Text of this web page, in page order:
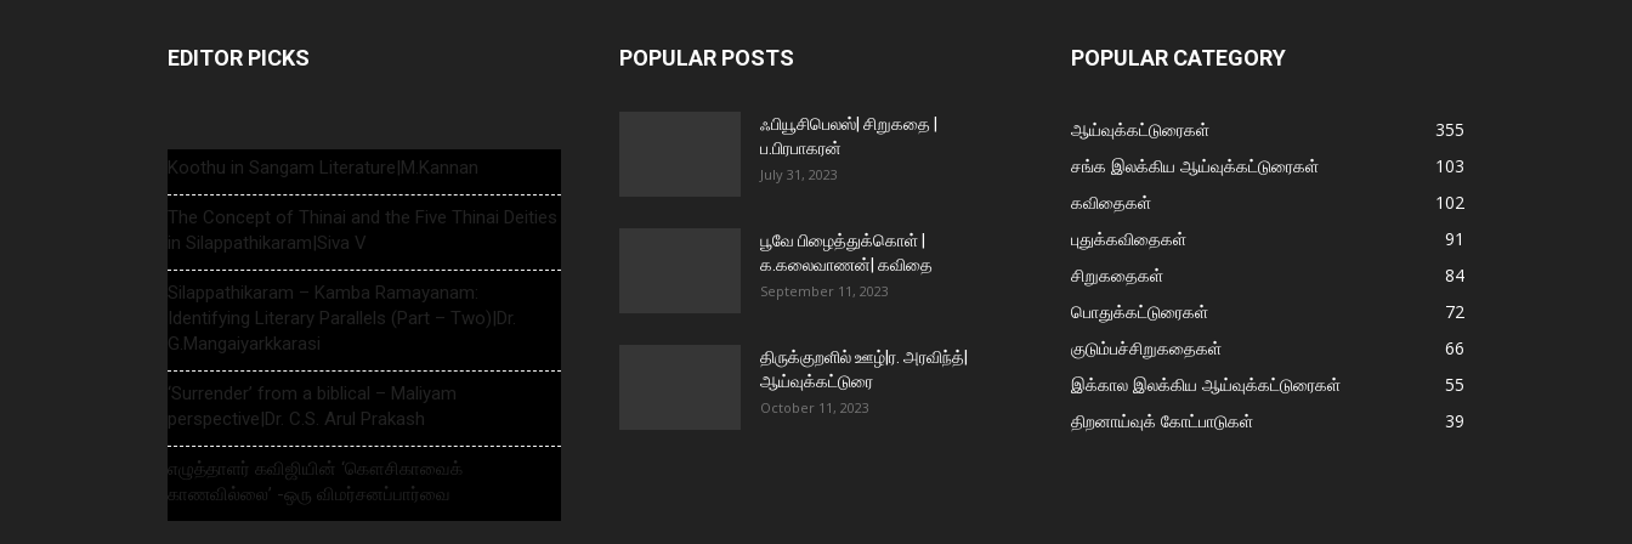
EDITOR PICKS
Koothu in Sangam Literature|M.Kannan
The Concept of Thinai and the Five Thinai Deities
in Silappathikaram|Siva V
Silappathikaram – Kamba Ramayanam:
Identifying Literary Parallels (Part – Two)|Dr.
G.Mangaiyarkkarasi
‘Surrender’ from a biblical – Maliyam
perspective|Dr. C.S. Arul Prakash
எழுத்தாளர் கவிஜியின் ‘கௌசிகாவைக்
காணவில்லை’ -ஒரு விமர்சனப்பார்வை
POPULAR POSTS
ஃபியூசிபெலஸ்| சிறுகதை |
ப.பிரபாகரன்
July 31, 2023
பூவே பிழைத்துக்கொள் |
க.கலைவாணன்| கவிதை
September 11, 2023
திருக்குறளில் ஊழ்|ர. அரவிந்த்|
ஆய்வுக்கட்டுரை
October 11, 2023
POPULAR CATEGORY
ஆய்வுக்கட்டுரைகள்
355
சங்க இலக்கிய ஆய்வுக்கட்டுரைகள்
103
கவிதைகள்
102
புதுக்கவிதைகள்
91
சிறுகதைகள்
84
பொதுக்கட்டுரைகள்
72
குடும்பச்சிறுகதைகள்
66
இக்கால இலக்கிய ஆய்வுக்கட்டுரைகள்
55
திறனாய்வுக் கோட்பாடுகள்
39